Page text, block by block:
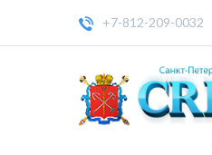
+7-812-209-0032